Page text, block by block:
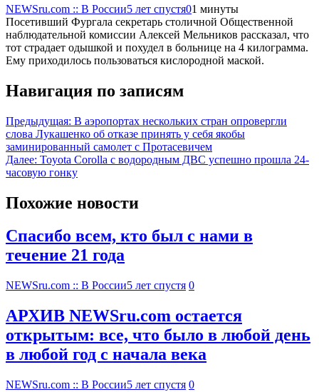
NEWSru.com :: В России5 лет спустя01 минуты
Посетивший Фургала секретарь столичной Общественной
наблюдательной комиссии Алексей Мельников рассказал, что
тот страдает одышкой и похудел в больнице на 4 килограмма.
Ему приходилось пользоваться кислородной маской.
Навигация по записям
Предыдущая: В аэропортах нескольких стран опровергли
слова Лукашенко об отказе принять у себя якобы
заминированный самолет c Протасевичем
Далее: Toyota Corolla с водородным ДВС успешно прошла 24-
часовую гонку
Похожие новости
Спасибо всем, кто был с нами в
течение 21 года
NEWSru.com :: В России5 лет спустя 0
АРХИВ NEWSru.com остается
открытым: все, что было в любой день
в любой год с начала века
NEWSru.com :: В России5 лет спустя 0